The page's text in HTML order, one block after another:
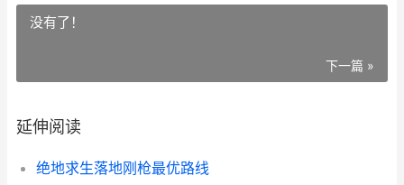
没有了！
下一篇 »
延伸阅读
绝地求生落地刚枪最优路线